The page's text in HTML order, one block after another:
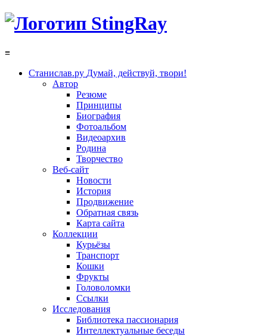
≡
Станислав.ру Думай, действуй, твори!
Автор
Резюме
Принципы
Биография
Фотоальбом
Видеоархив
Родина
Творчество
Веб-сайт
Новости
История
Продвижение
Обратная связь
Карта сайта
Коллекции
Курьёзы
Транспорт
Кошки
Фрукты
Головоломки
Ссылки
Исследования
Библиотека пассионария
Интеллектуальные беседы